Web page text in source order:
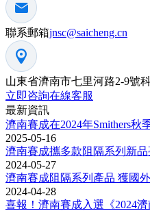
聯系郵箱jnsc@saicheng.cn
山東省濟南市七里河路2-9號
立即咨詢在線客服
最新資訊
濟南賽成在2024年Smithers
2025-05-16
濟南賽成攜多款阻隔系列新
2024-05-27
濟南賽成阻隔系列產品 獲國
2024-04-28
喜報！濟南賽成入選《2024濟